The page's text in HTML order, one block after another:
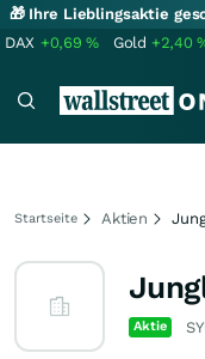
🎁 Ihre Lieblingsaktie
DAX +0,69% Gold +2,40
Startseite Aktien
Aktie